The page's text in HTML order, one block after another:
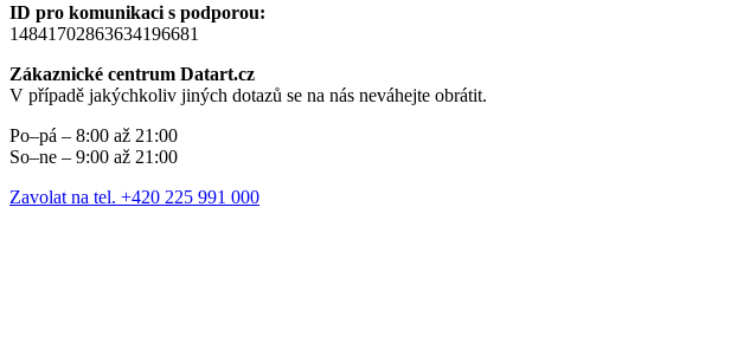
ID pro komunikaci s podporou:
14841702863634196681
Zákaznické centrum Datart.cz
V případě jakýchkoliv jiných dotazů se na nás neváhejte obrátit.
Po–pá – 8:00 až 21:00
So–ne – 9:00 až 21:00
Zavolat na tel. +420 225 991 000